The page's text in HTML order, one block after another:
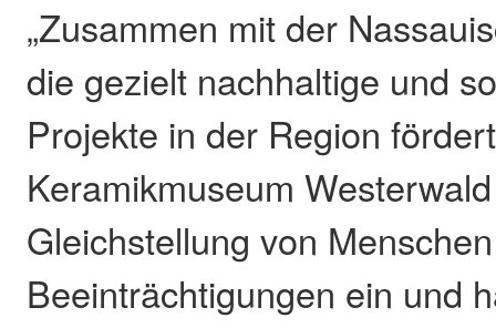
„Zusammen mit der
die gezielt nachhaltige und
Projekte in der Region
Keramikmuseum
Gleichstellung von
Beeinträchtigungen ein und